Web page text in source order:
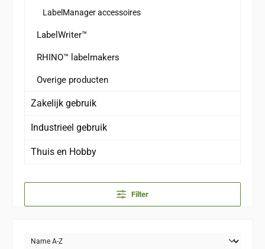
LabelManager accessoires
LabelWriter™
RHINO™ labelmakers
Overige producten
Zakelijk gebruik
Industrieel gebruik
Thuis en Hobby
Filter